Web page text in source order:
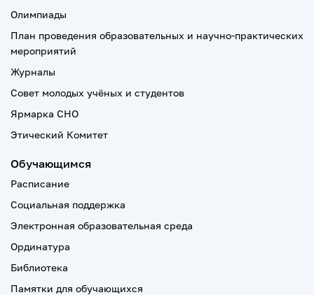
Олимпиады
План проведения образовательных и научно-практических
мероприятий
Журналы
Совет молодых учёных и студентов
Ярмарка СНО
Этический Комитет
Обучающимся
Расписание
Социальная поддержка
Электронная образовательная среда
Ординатура
Библиотека
Памятки для обучающихся